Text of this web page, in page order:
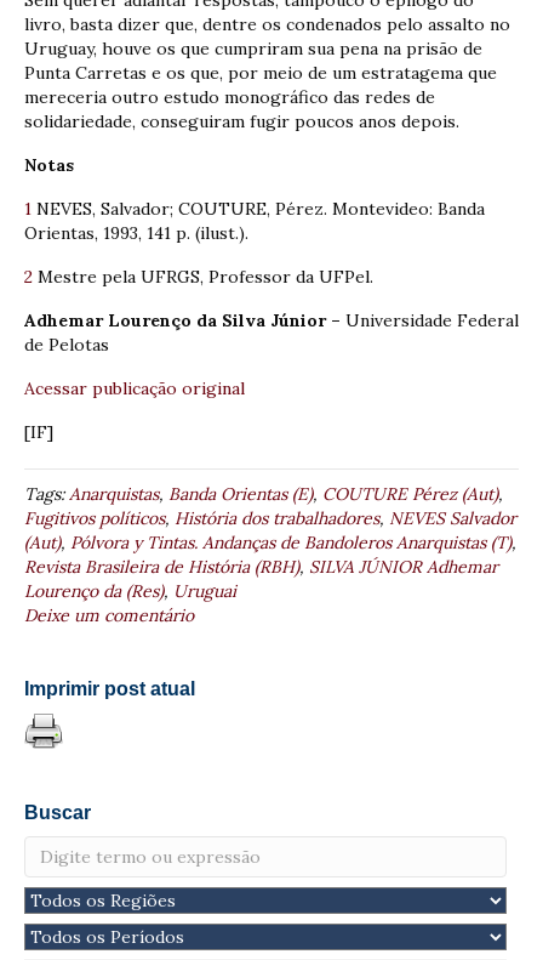
livro, basta dizer que, dentre os condenados pelo assalto no
Uruguay, houve os que cumpriram sua pena na prisão de
Punta Carretas e os que, por meio de um estratagema que
mereceria outro estudo monográfico das redes de
solidariedade, conseguiram fugir poucos anos depois.
Notas
1 NEVES, Salvador; COUTURE, Pérez. Montevideo: Banda
Orientas, 1993, 141 p. (ilust.).
2 Mestre pela UFRGS, Professor da UFPel.
Adhemar Lourenço da Silva Júnior – Universidade Federal
de Pelotas
Acessar publicação original
[IF]
Tags:Anarquistas, Banda Orientas (E), COUTURE Pérez (Aut),
Fugitivos políticos, História dos trabalhadores, NEVES Salvador
(Aut), Pólvora y Tintas. Andanças de Bandoleros Anarquistas (T),
Revista Brasileira de História (RBH), SILVA JÚNIOR Adhemar
Lourenço da (Res), Uruguai
Deixe um comentário
Imprimir post atual
Buscar